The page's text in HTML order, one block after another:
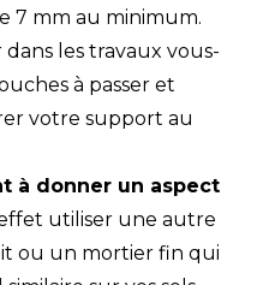
7 mm au minimum.
les travaux vous-
à passer et
votre support au
à donner un aspect
utiliser une autre
ou un mortier fin qui